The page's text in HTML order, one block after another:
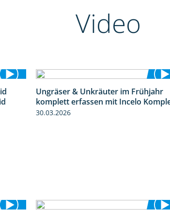
Video
1:32 3:10
Ungräser & Unkräuter im Frühjahr
komplett erfassen mit Incelo
30.03.2026